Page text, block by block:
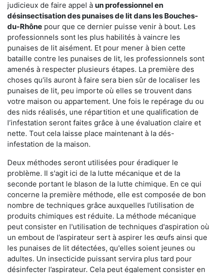
judicieux de faire appel à un professionnel en
désinsectisation des punaises de lit dans les Bouches-
du-Rhône pour que ce dernier puisse venir à bout. Les
professionnels sont les plus habilités à vaincre les
punaises de lit aisément. Et pour mener à bien cette
bataille contre les punaises de lit, les professionnels sont
amenés à respecter plusieurs étapes. La première des
choses qu’ils auront à faire sera bien sûr de localiser les
punaises de lit, peu importe où elles se trouvent dans
votre maison ou appartement. Une fois le repérage du ou
des nids réalisés, une répartition et une qualification de
l’infestation seront faites grâce à une évaluation claire et
nette. Tout cela laisse place maintenant à la dés-
infestation de la maison.
Deux méthodes seront utilisées pour éradiquer le
problème. Il s'agit ici de la lutte mécanique et de la
seconde portant le blason de la lutte chimique. En ce qui
concerne la première méthode, elle est composée de bon
nombre de techniques grâce auxquelles l’utilisation de
produits chimiques est réduite. La méthode mécanique
peut consister en l'utilisation de techniques d'aspiration où
un embout de l’aspirateur sert à aspirer les œufs ainsi que
les punaises de lit détectées, qu'elles soient jeunes ou
adultes. Un insecticide puissant servira plus tard pour
désinfecter l’aspirateur. Cela peut également consister en